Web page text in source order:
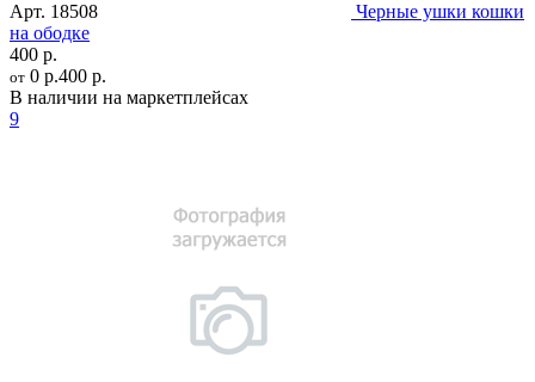
Арт. 18508
Черные ушки кошки
на ободке
400 р.
от 0 р.400 р.
В наличии на маркетплейсах
9